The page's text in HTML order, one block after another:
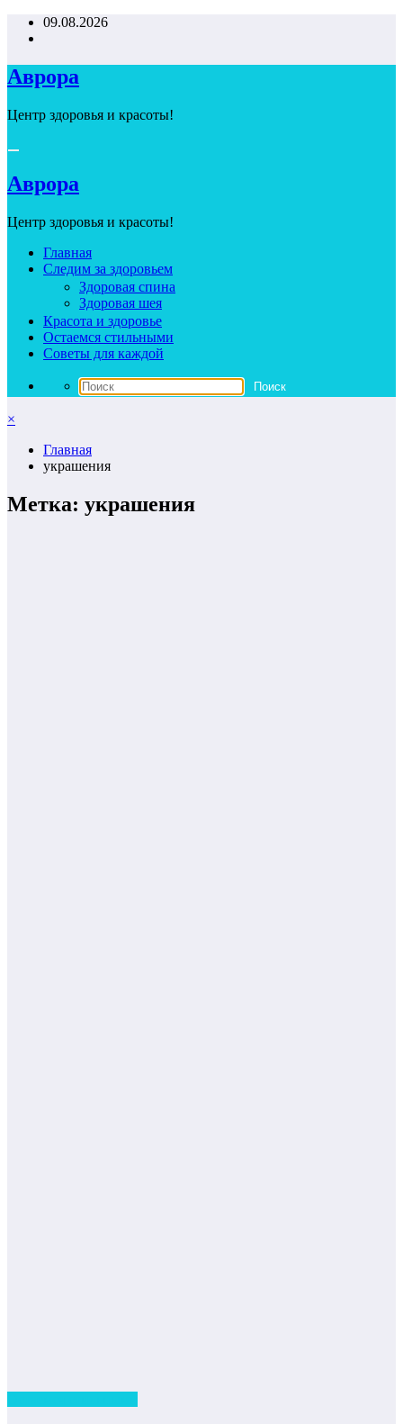
Перейти09.08.2026
Аврора
Центр здоровья и красоты!
Аврора
Центр здоровья и красоты!
Главная
Следим за здоровьем
Здоровая спина
Здоровая шея
Красота и здоровье
Остаемся стильными
Советы для каждой
×
Главная
украшения
Метка: украшения